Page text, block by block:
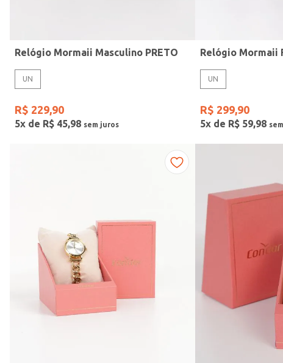
Faixas de preço
– R$ 390,00
Relógio Mormaii Masculino PRETO
UN
R$ 229,90
5x de R$ 45,98
Relógio Mormaii
UN
R$ 299,90
5x de R$ 59,98